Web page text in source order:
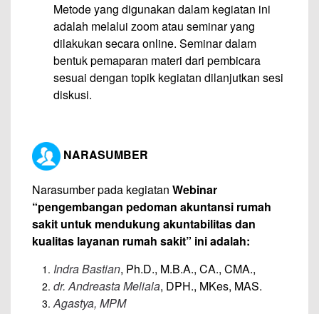
Metode yang digunakan dalam kegiatan ini
adalah melalui zoom atau seminar yang
dilakukan secara online. Seminar dalam
bentuk pemaparan materi dari pembicara
sesuai dengan topik kegiatan dilanjutkan sesi
diskusi.
NARASUMBER
Narasumber pada kegiatan Webinar
“pengembangan pedoman akuntansi rumah
sakit untuk mendukung akuntabilitas dan
kualitas layanan rumah sakit” ini adalah:
Indra Bastian, Ph.D., M.B.A., CA., CMA.,
dr. Andreasta Meliala, DPH., MKes, MAS.
Agastya, MPM